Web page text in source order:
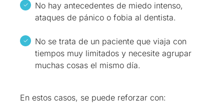
No hay antecedentes de miedo intenso,
ataques de pánico o fobia al dentista.
No se trata de un paciente que viaja con
tiempos muy limitados y necesite agrupar
muchas cosas el mismo día.
En estos casos, se puede reforzar con: